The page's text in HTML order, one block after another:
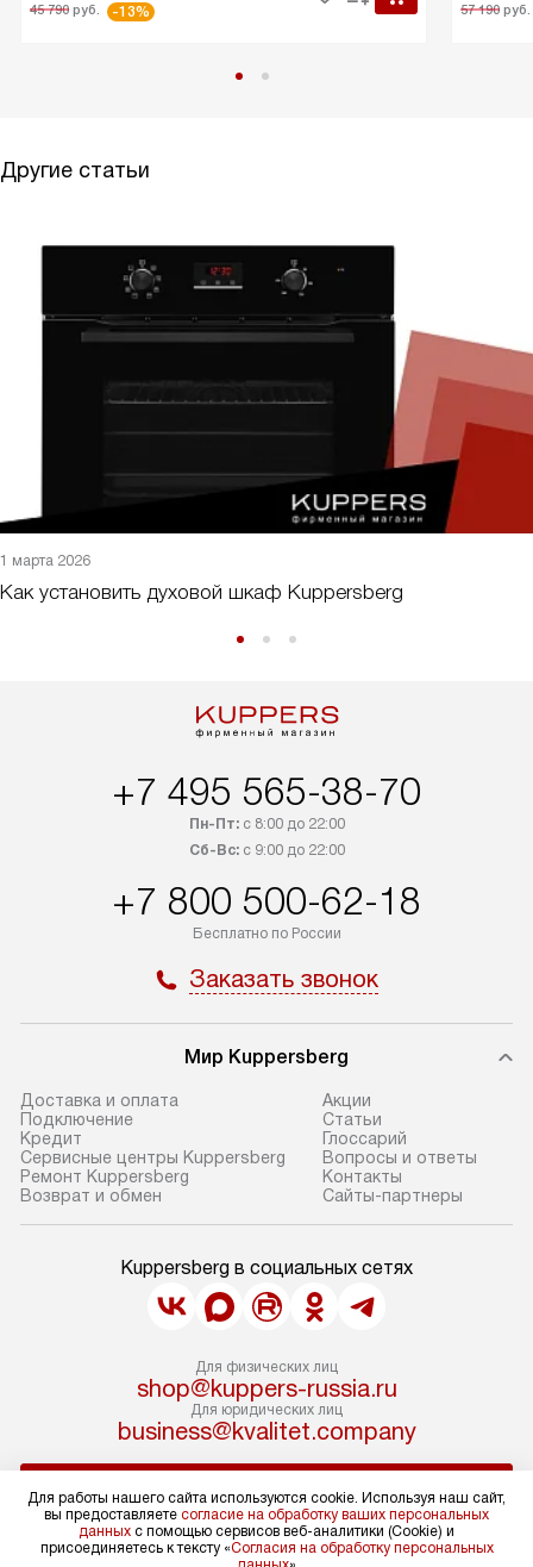
45 790 руб. -13% 57 190руб.
Другие статьи
1 марта 2026
Как установить духовой шкаф Kuppersberg
+7 495 565-38-70
Пн-Пт:с 8:00 до 22:00
Сб-Вс:с 9:00 до 22:00
+7 800 500-62-18
Бесплатно по России
Заказать звонок
Мир Kuppersberg
Доставка и оплата
Подключение
Кредит
Сервисные центры Kuppersberg
Ремонт Kuppersberg
Возврат и обмен
Акции
Cтатьи
Глоссарий
Вопросы и ответы
Контакты
Сайты-партнеры
Kuppersberg в социальных сетях
Для физических лиц
shop@kuppers-russia.ru
Для юридических лиц
business@kvalitet.company
Политика конфиденциальности
Для работы нашего сайта используются cookie. Используя наш сайт,
вы предоставляете согласие на обработку ваших персональных
данных с помощью сервисов веб-аналитики (Cookie) и
присоединяетесь к тексту «Согласия на обработку персональных